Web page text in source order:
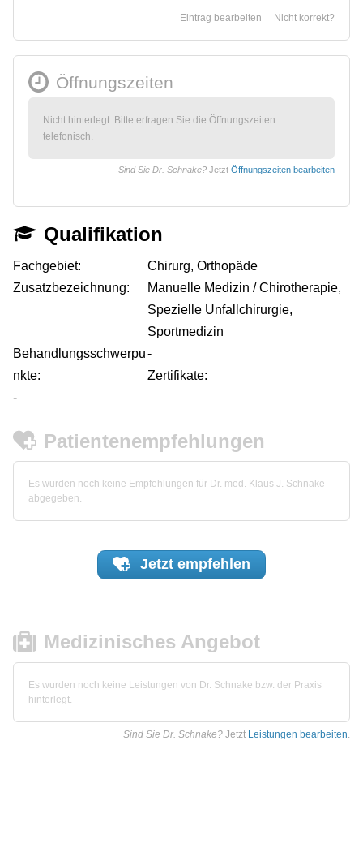
Nicht korrekt?
Eintrag bearbeiten
Öffnungszeiten
Nicht hinterlegt. Bitte erfragen Sie die Öffnungszeiten
telefonisch.
Sind Sie Dr. Schnake? Jetzt Öffnungszeiten bearbeiten
Qualifikation
Fachgebiet:
Chirurg, Orthopäde
Zusatzbezeichnung:
Manuelle Medizin / Chirotherapie,
Spezielle Unfallchirurgie,
Sportmedizin
Behandlungsschwerpu
nkte:
-
Zertifikate:
-
Patientenempfehlungen
Es wurden noch keine Empfehlungen für Dr. med. Klaus J. Schnake
abgegeben.
Jetzt empfehlen
Medizinisches Angebot
Es wurden noch keine Leistungen von Dr. Schnake bzw. der Praxis
hinterlegt.
Sind Sie Dr. Schnake? Jetzt Leistungen bearbeiten.